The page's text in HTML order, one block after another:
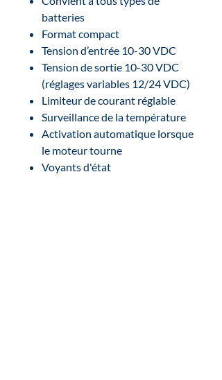
batteries
Format compact
Tension d’entrée 10-30 VDC
Tension de sortie 10-30 VDC
(réglages variables 12/24 VDC)
Limiteur de courant réglable
Surveillance de la température
Activation automatique lorsque
le moteur tourne
Voyants d'état